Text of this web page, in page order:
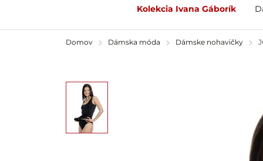
Kolekcia Ivana Gáborík
Domov Dámska móda Dámske nohavičky